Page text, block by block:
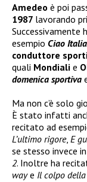
Amedeo è poi
1987 lavorando
Successivamente
esempio Ciao Italia
conduttore
quali Mondiali e
domenica sportiva
Ma non c’è solo
È stato infatti
recitato ad
L’ultimo rigore, E
se stesso invece in
2. Inoltre ha
waye Il colpo